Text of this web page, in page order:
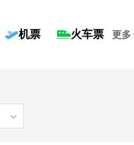
机票 火车票 更多